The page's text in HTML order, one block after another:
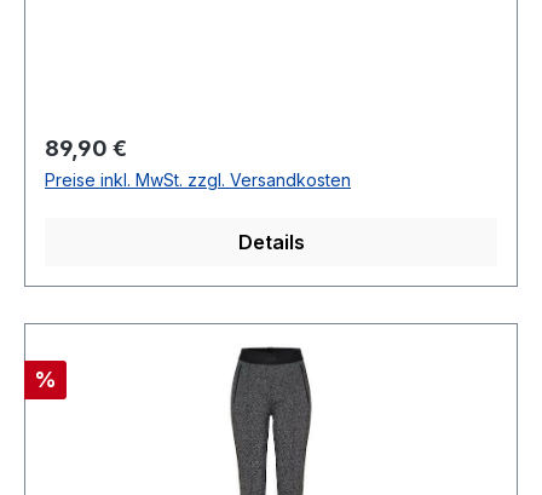
bei Gr. 40Mit BügelfalteMit Eingrifftaschen100 %
Polyester 30 ° waschbarModell Nr.:
713.601Farbe: 598
Regulärer Preis:
89,90 €
Preise inkl. MwSt. zzgl. Versandkosten
Details
Rabatt
%